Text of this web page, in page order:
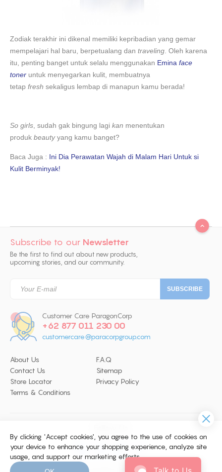
By clicking 'Accept cookies', you agree to the use of cookies on
your device to enhance your shopping experience, analyze site
usage, and support our marketing efforts.
Zodiak terakhir ini dikenal memiliki kepribadian yang gemar
mempelajari hal baru, berpetualang dan traveling . Oleh karena
itu, penting banget untuk selalu menggunakan Emina face
toner untuk menyegarkan kulit, membuatnya
tetap fresh sekaligus lembap di manapun kamu berada!
So girls , sudah gak bingung lagi kan menentukan
produk beautyyang kamu banget?
Baca Juga : Ini Dia Perawatan Wajah di Malam Hari Untuk si
Kulit Berminyak!
Subscribe to our Newsletter
Be the first to find out about new products,
upcoming stories, and our community.
Customer Care ParagonCorp
+62 877 011 230 00
customercare@paracorpgroup.com
About Us
F.A.Q
Contact Us
Sitemap
Store Locator
Privacy Policy
Terms & Conditions
© 2026 Copyright ParagonCorp. All